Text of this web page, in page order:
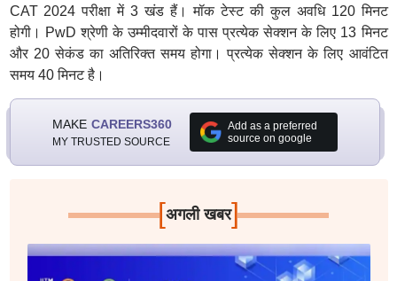
CAT 2024 परीक्षा में 3 खंड हैं। मॉक टेस्ट की कुल अवधि 120 मिनट
होगी। PwD श्रेणी के उम्मीदवारों के पास प्रत्येक सेक्शन के लिए 13 मिनट
और 20 सेकंड का अतिरिक्त समय होगा। प्रत्येक सेक्शन के लिए आवंटित
समय 40 मिनट है।
MAKE CAREERS360
MY TRUSTED SOURCE
Add as a preferred
source on google
[अगली खबर]